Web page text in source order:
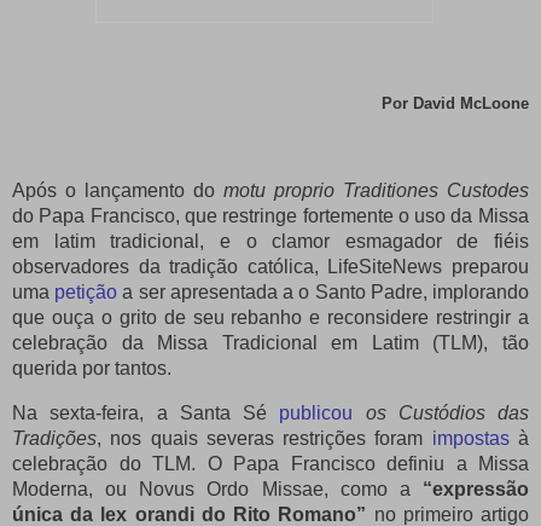
Por David McLoone
Após o lançamento do motu proprio Traditiones Custodes
do Papa Francisco, que restringe fortemente o uso da Missa
em latim tradicional, e o clamor esmagador de fiéis
observadores da tradição católica, LifeSiteNews preparou
uma petição a ser apresentada a o Santo Padre, implorando
que ouça o grito de seu rebanho e reconsidere restringir a
celebração da Missa Tradicional em Latim (TLM), tão
querida por tantos.
Na sexta-feira, a Santa Sé publicou os Custódios das
Tradições, nos quais severas restrições foram impostasà
celebração do TLM. O Papa Francisco definiu a Missa
Moderna, ou Novus Ordo Missae, como a “expressão
única da lex orandi do Rito Romano” no primeiro artigo